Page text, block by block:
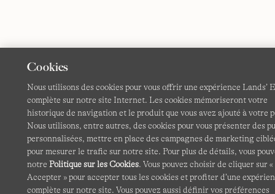
Cookies
Nous utilisons des cookies pour vous offrir une expérience Lands’
complète sur notre site Internet. Les cookies mémoriseront votre
historique de navigation et le produit que vous avez ajouté à votre
Nous utilisons, entre autres, des cookies pour vous présenter des
personnalisées, mettre en place des campagnes de marketing
pour mesurer le trafic sur notre site. Pour plus de détails, vous
notrePolitique sur les Cookies. Vous pouvez choisir de cliquer sur
Accepter » pour accepter tous les cookies et profiter d’une
complète sur notre site. Vous pouvez aussi définir vos préférences